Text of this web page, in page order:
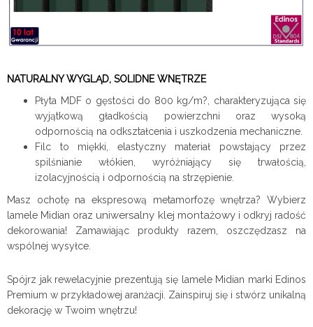
NATURALNY WYGLĄD, SOLIDNE WNĘTRZE
Płyta MDF o gęstości do 800 kg/m?, charakteryzująca się
wyjątkową gładkością powierzchni oraz wysoką
odpornością na odkształcenia i uszkodzenia mechaniczne.
Filc to miękki, elastyczny materiał powstający przez
spilśnianie włókien, wyróżniający się trwałością,
izolacyjnością i odpornością na strzępienie.
Masz ochotę na ekspresową metamorfozę wnętrza? Wybierz
lamele Midian oraz uniwersalny klej montażowyi odkryj radość
dekorowania! Zamawiając produkty razem, oszczędzasz na
wspólnej wysyłce.
Spójrz jak rewelacyjnie prezentują się lamele Midian marki Edinos
Premium w przykładowej aranżacji. Zainspiruj się i stwórz unikalną
dekorację w Twoim wnętrzu!